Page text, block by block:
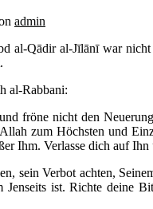
admin
al-Qādir al-Jīlānī war
al-Rabbani:
fröne nicht den
zum Höchsten und
Ihm. Verlasse dich auf
sein Verbot achten,
Jenseits ist. Richte deine